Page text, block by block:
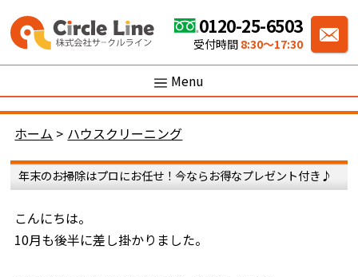
0120-25-6503
受付時間 8:30〜17:30
Menu
ホーム > ハウスクリーニング
年末のお掃除はプロにお任せ！今ならお得なプレゼント付き♪
こんにちは。
10月も後半に差し掛かりました。